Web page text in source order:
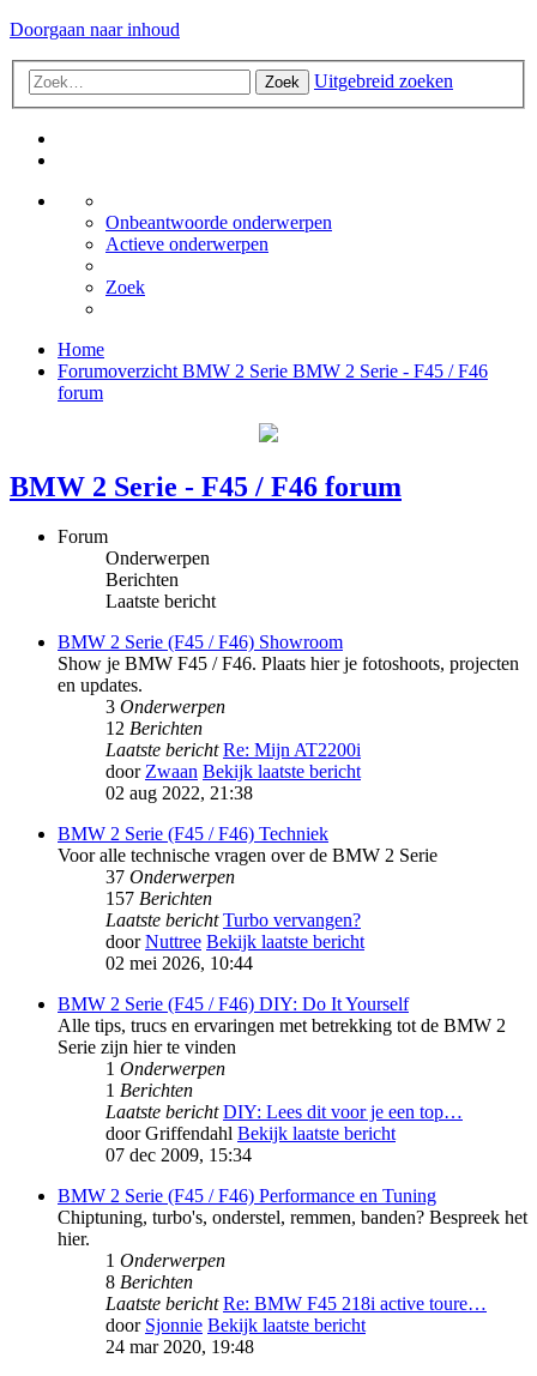
Doorgaan naar inhoud
Zoek Uitgebreid zoeken
Onbeantwoorde onderwerpen
Actieve onderwerpen
Zoek
Home
Forumoverzicht BMW 2 Serie BMW 2 Serie - F45 / F46
forum
BMW 2 Serie - F45 / F46 forum
Forum
Onderwerpen
Berichten
Laatste bericht
BMW 2 Serie (F45 / F46) Showroom
Show je BMW F45 / F46. Plaats hier je fotoshoots, projecten
en updates.
3 Onderwerpen
12 Berichten
Laatste bericht Re: Mijn AT2200i
doorZwaan Bekijk laatste bericht
02 aug 2022, 21:38
BMW 2 Serie (F45 / F46) Techniek
Voor alle technische vragen over de BMW 2 Serie
37 Onderwerpen
157 Berichten
Laatste bericht Turbo vervangen?
doorNuttree Bekijk laatste bericht
02 mei 2026, 10:44
BMW 2 Serie (F45 / F46) DIY: Do It Yourself
Alle tips, trucs en ervaringen met betrekking tot de BMW 2
Serie zijn hier te vinden
1 Onderwerpen
1 Berichten
Laatste bericht DIY: Lees dit voor je een top…
doorGriffendahl Bekijk laatste bericht
07 dec 2009, 15:34
BMW 2 Serie (F45 / F46) Performance en Tuning
Chiptuning, turbo's, onderstel, remmen, banden? Bespreek het
hier.
1 Onderwerpen
8 Berichten
Laatste bericht Re: BMW F45 218i active toure…
door Sjonnie Bekijk laatste bericht
24 mar 2020, 19:48